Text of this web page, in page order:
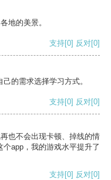
地的美景。
支持[0] 反对[0]
的需求选择学习方式。
支持[0] 反对[0]
也不会出现卡顿、掉线的情
app，我的游戏水平提升了
支持[0] 反对[0]